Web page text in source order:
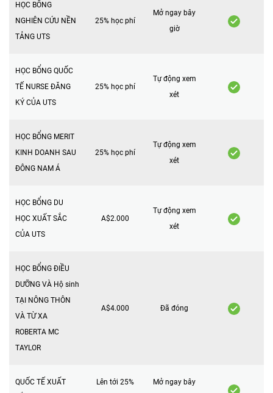
HỌC BỔNG
NGHIÊN CỨU NỀN
TẢNG UTS
25% học phí
Mở ngay bây
giờ
HỌC BỔNG QUỐC
TẾ NURSE ĐĂNG
KÝ CỦA UTS
25% học phí
Tự động xem
xét
HỌC BỔNG MERIT
KINH DOANH SAU
ĐÔNG NAM Á
25% học phí
Tự động xem
xét
HỌC BỔNG DU
HỌC XUẤT SẮC
CỦA UTS
A$2.000
Tự động xem
xét
HỌC BỔNG ĐIỀU
DƯỠNG VÀ Hộ sinh
TẠI NÔNG THÔN
VÀ TỪ XA
ROBERTA MC
TAYLOR
A$4.000 Đã đóng
QUỐC TẾ XUẤT
Lên tới 25%
Mở ngay bây